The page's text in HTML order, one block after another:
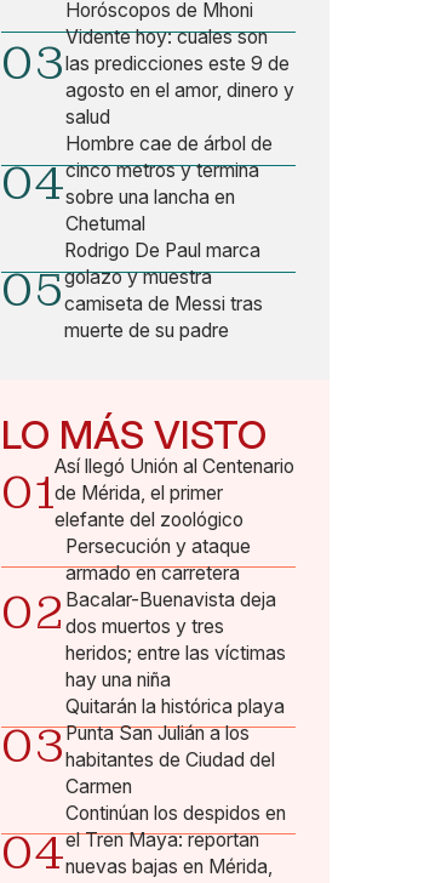
03
Horóscopos de Mhoni
Vidente hoy: cuales son
las predicciones este 9 de
agosto en el amor, dinero y
salud
04
Hombre cae de árbol de
cinco metros y termina
sobre una lancha en
Chetumal
05
Rodrigo De Paul marca
golazo y muestra
camiseta de Messi tras
muerte de su padre
LO MÁS VISTO
01Así llegó Unión al Centenario
de Mérida, el primer
elefante del zoológico
02
Persecución y ataque
armado en carretera
Bacalar-Buenavista deja
dos muertos y tres
heridos; entre las víctimas
hay una niña
03
Quitarán la histórica playa
Punta San Julián a los
habitantes de Ciudad del
Carmen
04
Continúan los despidos en
el Tren Maya: reportan
nuevas bajas en Mérida,